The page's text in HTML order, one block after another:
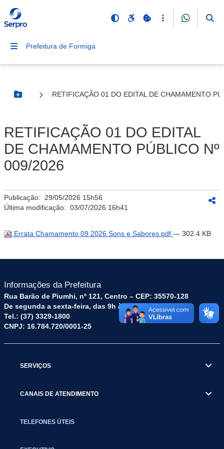
Prefeitura de Formiga
Botão Menu
RETIFICAÇÃO 01 DO EDITAL DE CHAMAMENTO
RETIFICAÇÃO 01 DO EDITAL
DE CHAMAMENTO PÚBLICO Nº
009/2026
Publicação: 29/05/2026 15h56
Última modificação: 03/07/2026 16h41
Errata Chamamento 09 2026 Sons e Sabores.pdf — 302.4 KB
Informações da Prefeitura
Rua Barão de Piumhi, nº 121, Centro – CEP: 35570-128
De segunda a sexta-feira, das 9h às 16h
Tel.: (37) 3329-1800
CNPJ: 16.784.720/0001-25
SERVIÇOS
CANAIS DE ATENDIMENTO
TELEFONES ÚTEIS